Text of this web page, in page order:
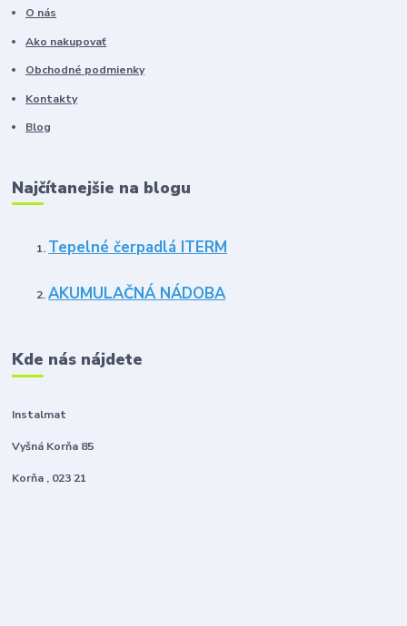
O nás
Ako nakupovať
Obchodné podmienky
Kontakty
Blog
Najčítanejšie na blogu
Tepelné čerpadlá ITERM
AKUMULAČNÁ NÁDOBA
Kde nás nájdete
Instalmat
Vyšná Korňa 85
Korňa , 023 21